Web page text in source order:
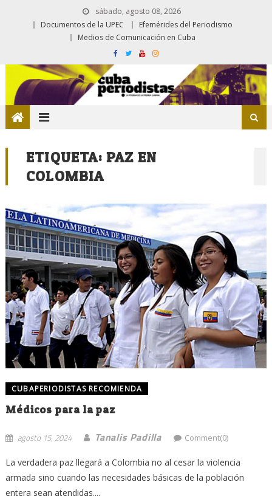
sábado, agosto 08, 2026
Documentos de la UPEC
Efemérides del Periodismo
Medios de Comunicación en Cuba
ETIQUETA: PAZ EN
COLOMBIA
CUBAPERIODISTAS RECOMIENDA
Médicos para la paz
agosto 15, 2024 Tanalis Padilla Comment(0)
La verdadera paz llegará a Colombia no al cesar la violencia
armada sino cuando las necesidades básicas de la población
entera sean atendidas....